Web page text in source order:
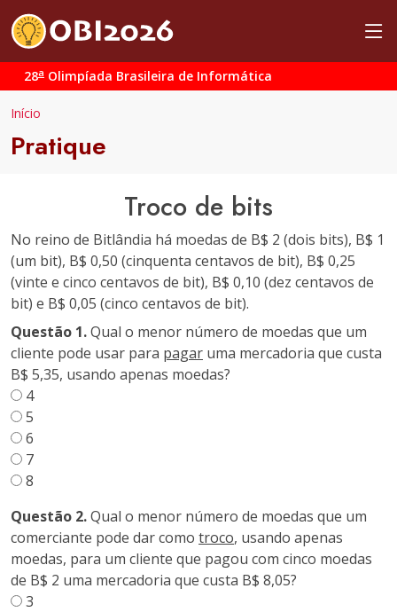
28a Olimpíada Brasileira de Informática
Início
Pratique
Troco de bits
No reino de Bitlândia há moedas de B$ 2 (dois bits), B$ 1
(um bit), B$ 0,50 (cinquenta centavos de bit), B$ 0,25
(vinte e cinco centavos de bit), B$ 0,10 (dez centavos de
bit) e B$ 0,05 (cinco centavos de bit).
Questão 1.Qual o menor número de moedas que um
cliente pode usar para pagar uma mercadoria que custa
B$ 5,35, usando apenas moedas?
4
5
6
7
8
Questão 2.Qual o menor número de moedas que um
comerciante pode dar como troco, usando apenas
moedas, para um cliente que pagou com cinco moedas
de B$ 2 uma mercadoria que custa B$ 8,05?
3